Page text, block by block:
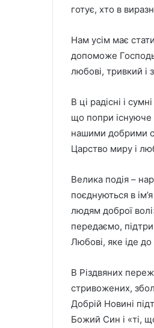
готує, хто в
Нам усім має
допоможе
любові, тривкий і
В ці радісні і
що попри
нашими добрими
Царство миру і
Велика подія –
поєднуються в
людям доброї
передаємо,
Любові, яке іде до
В Різдвяних
стривожених,
Добрій Новині
Божий Син і «ті,